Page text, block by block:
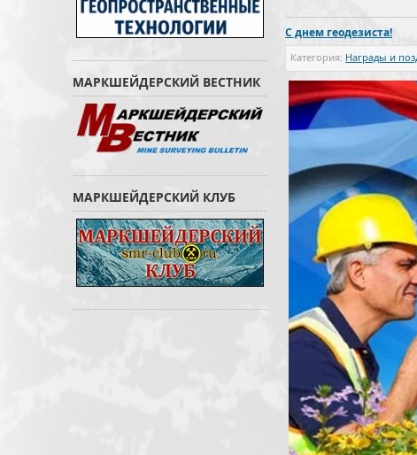
С днем геодезиста!
Категория: Награды и
МАРКШЕЙДЕРСКИЙ ВЕСТНИК
МАРКШЕЙДЕРСКИЙ КЛУБ